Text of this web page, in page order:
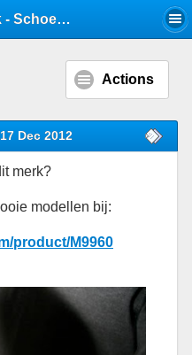
Barker Black - Schoenen - Stijlforum
Actions
Dec 2012
merk?
modellen bij:
product/M9960